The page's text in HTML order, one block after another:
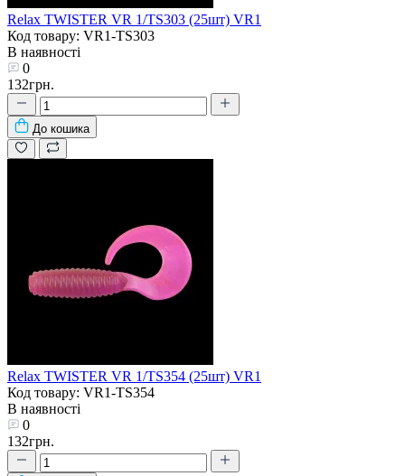
Relax TWISTER VR 1/TS303 (25шт) VR1
Код товару: VR1-TS303
В наявності
0
132грн.
До кошика
Relax TWISTER VR 1/TS354 (25шт) VR1
Код товару: VR1-TS354
В наявності
0
132грн.